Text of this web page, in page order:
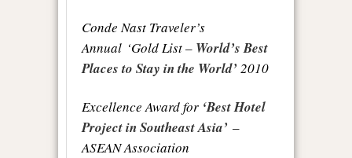
Conde Nast Traveler’s
Annual ‘Gold List – World’s Best
Places to Stay in the World’ 2010
Excellence Award for ‘Best Hotel
Project in Southeast Asia’ –
ASEAN Association